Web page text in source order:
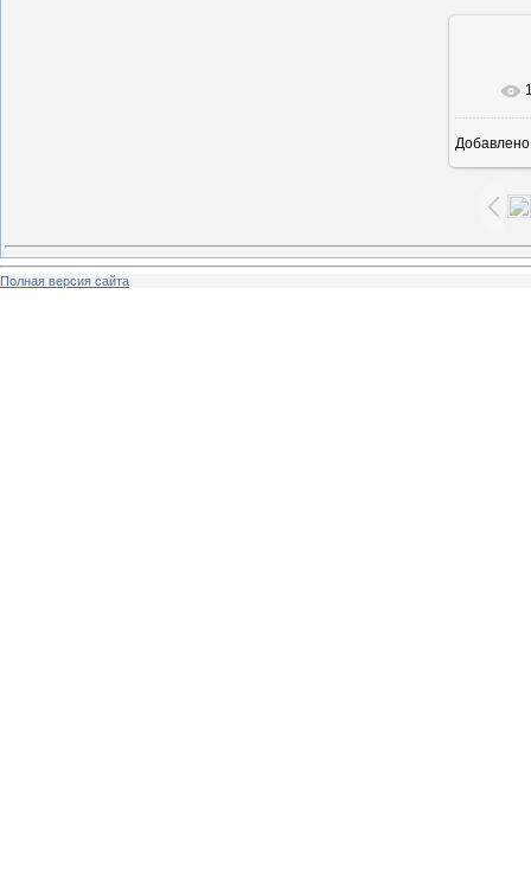
В
Добавлено
Полная версия сайта